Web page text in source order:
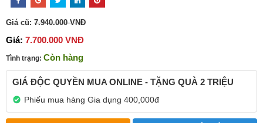
Giá cũ: 7.940.000 VNĐ
Giá: 7.700.000 VNĐ
Tình trạng: Còn hàng
GIÁ ĐỘC QUYỀN MUA ONLINE - TẶNG QUÀ 2 TRIỆU
Phiếu mua hàng Gia dụng 400,000đ